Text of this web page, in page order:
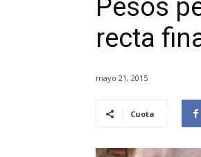
Pesos
recta
mayo 21, 2015
Cuota